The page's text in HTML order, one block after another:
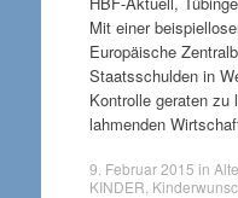
Mit einer
Europäische
Staatsschulden in
Kontrolle geraten zu
lahmenden
9. Februar 2015 in
KINDER